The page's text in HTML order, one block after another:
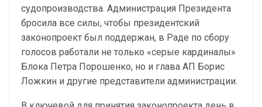
судопроизводства. Администрация Президента
бросила все силы, чтобы президентский
законопроект был поддержан, в Раде по сбору
голосов работали не только «серые кардиналы»
Блока Петра Порошенко, но и глава АП Борис
Ложкин и другие представители администрации.